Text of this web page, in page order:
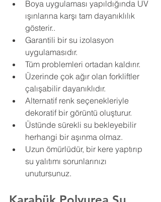
Boya uygulaması yapıldığında UV
ışınlarına karşı tam dayanıklılık
gösterir..
Garantili bir su izolasyon
uygulamasıdır.
Tüm problemleri ortadan kaldırır.
Üzerinde çok ağır olan forkliftler
çalışabilir dayanıklıdır.
Alternatif renk seçenekleriyle
dekoratif bir görüntü oluşturur.
Üstünde sürekli su bekleyebilir
herhangi bir aşınma olmaz.
Uzun ömürlüdür, bir kere yaptırıp
su yalıtımı sorunlarınızı
unutursunuz.